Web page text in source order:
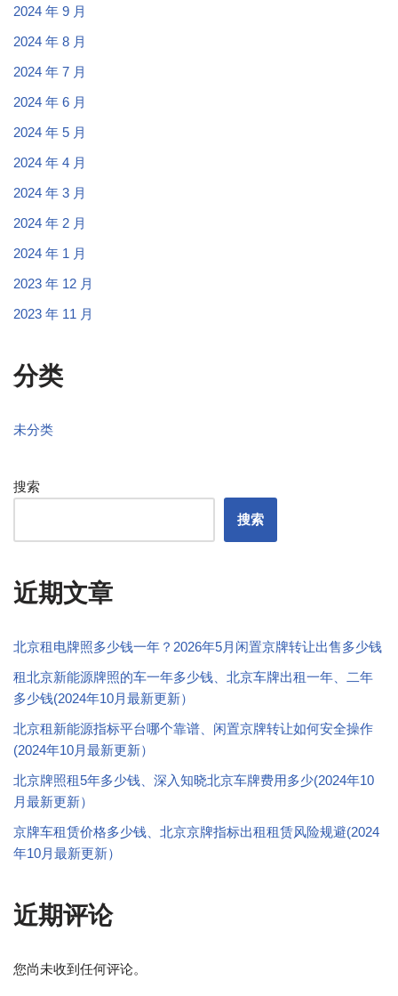
2024 年 9 月
2024 年 8 月
2024 年 7 月
2024 年 6 月
2024 年 5 月
2024 年 4 月
2024 年 3 月
2024 年 2 月
2024 年 1 月
2023 年 12 月
2023 年 11 月
分类
未分类
搜索
搜索
近期文章
北京租电牌照多少钱一年？2026年5月闲置京牌转让出售多少钱
租北京新能源牌照的车一年多少钱、北京车牌出租一年、二年
多少钱(2024年10月最新更新）
北京租新能源指标平台哪个靠谱、闲置京牌转让如何安全操作
(2024年10月最新更新）
北京牌照租5年多少钱、深入知晓北京车牌费用多少(2024年10
月最新更新）
京牌车租赁价格多少钱、北京京牌指标出租租赁风险规避(2024
年10月最新更新）
近期评论
您尚未收到任何评论。